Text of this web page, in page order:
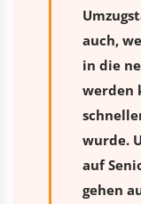
auch,
in die
werden
wurde.
auf
gehen